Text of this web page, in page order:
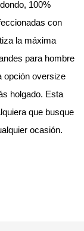
100%
con
la máxima
para hombre
opción oversize
holgado. Esta
que busque
ocasión.